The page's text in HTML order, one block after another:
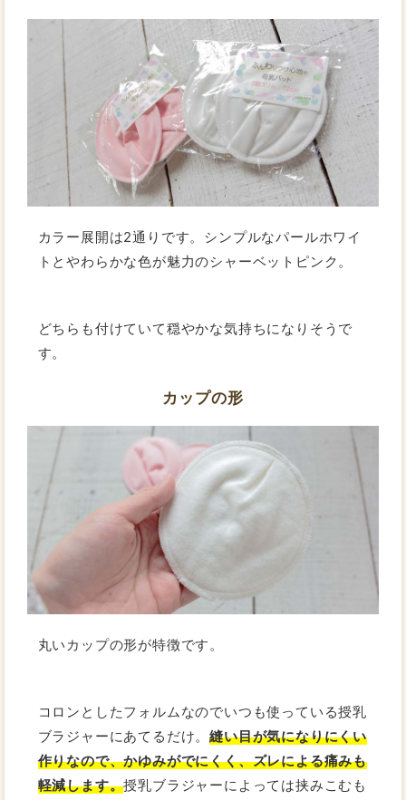
カラー展開は2通りです。シンプルなパールホワイ
トとやわらかな色が魅力のシャーベットピンク。
どちらも付けていて穏やかな気持ちになりそうで
す。
カップの形
丸いカップの形が特徴です。
コロンとしたフォルムなのでいつも使っている授乳
ブラジャーにあてるだけ。縫い目が気になりにくい
作りなので、かゆみがでにくく、ズレによる痛みも
軽減します。授乳ブラジャーによっては挟みこむも